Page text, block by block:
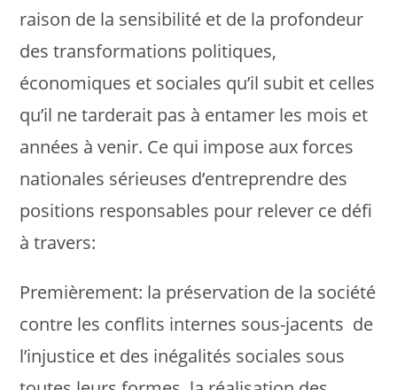
raison de la sensibilité et de la profondeur
des transformations politiques,
économiques et sociales qu’il subit et celles
qu’il ne tarderait pas à entamer les mois et
années à venir. Ce qui impose aux forces
nationales sérieuses d’entreprendre des
positions responsables pour relever ce défi
à travers:
Premièrement: la préservation de la société
contre les conflits internes sous-jacents de
l’injustice et des inégalités sociales sous